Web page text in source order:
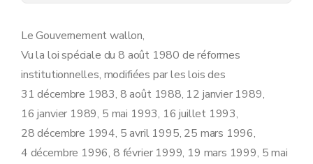
Art. 14
Obligations de service public spécifiques aux fournisseurs
Section première En matière de régularité, qualité et facturation des fournitures
Art. 3
Art. 5
Art. 6
Art. 8
Art. 9
Le Gouvernement wallon,
Vu la loi spéciale du 8 août 1980 de réformes
institutionnelles, modifiées par les lois des
31 décembre 1983, 8 août 1988, 12 janvier 1989,
16 janvier 1989, 5 mai 1993, 16 juillet 1993,
28 décembre 1994, 5 avril 1995, 25 mars 1996,
4 décembre 1996, 8 février 1999, 19 mars 1999, 5 mai